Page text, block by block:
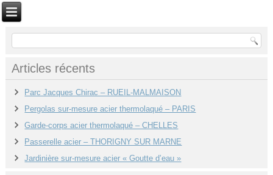
Articles récents
Parc Jacques Chirac – RUEIL-MALMAISON
Pergolas sur-mesure acier thermolaqué – PARIS
Garde-corps acier thermolaqué – CHELLES
Passerelle acier – THORIGNY SUR MARNE
Jardinière sur-mesure acier « Goutte d’eau »